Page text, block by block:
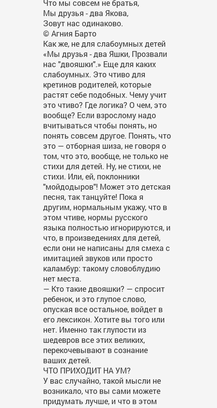
Что мы совсем не братья,
Мы друзья - два Якова,
Зовут нас одинаково.
© Агния Барто
Как же, не для слабоумных детей
«Мы друзья - два Яшки, Прозвали
нас "двояшки".» Еще для каких
слабоумных. Это чтиво для
кретинов родителей, которые
растят себе подобных. Чему учит
это чтиво? Где логика? О чем, это
вообще? Если взрослому надо
вчитываться чтобы понять, но
понять совсем другое. Понять, что
это — отборная шиза, не говоря о
том, что это, вообще, не только не
стихи для детей. Ну, не стихи, не
стихи. Или, ей, поклонники
"мойдодыров"! Может это детская
песня, так танцуйте! Пока я
другим, нормальным укажу, что в
этом чтиве, нормы русского
языка полностью игнорируются, и
что, в произведениях для детей,
если они не написаны для смеха с
имитацией звуков или просто
каламбур: такому словоблудию
нет места.
— Кто такие двояшки? — спросит
ребенок, и это глупое слово,
опуская все остальное, войдет в
его лексикон. Хотите вы того или
нет. Именно так глупости из
шедевров все этих великих,
перекочевывают в сознание
ваших детей.
ЧТО ПРИХОДИТ НА УМ?
У вас случайно, такой мысли не
возникало, что вы сами можете
придумать лучше, и что в этом